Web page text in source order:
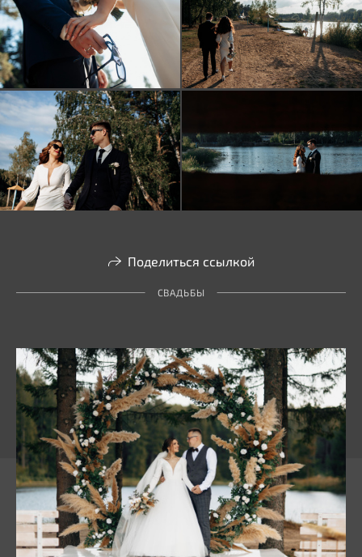
Поделиться ссылкой
СВАДЬБЫ